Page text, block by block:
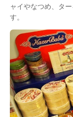
ャイやなつめ、タ
す。